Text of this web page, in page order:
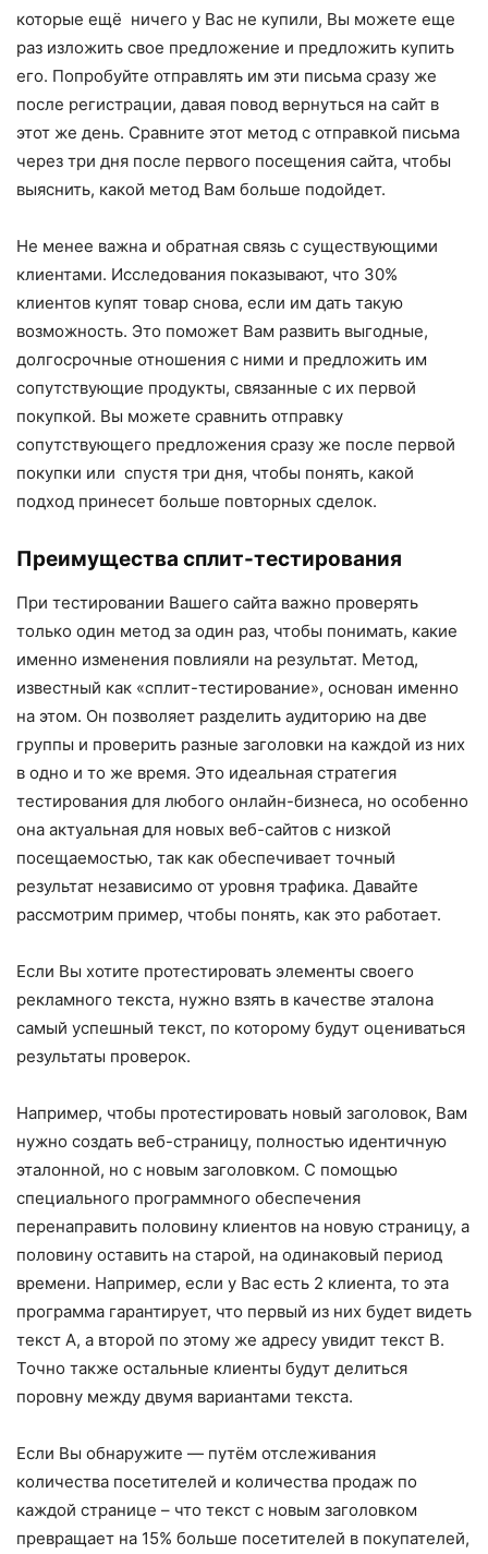
которые ещё ничего у Вас не купили, Вы можете еще
раз изложить свое предложение и предложить купить
его. Попробуйте отправлять им эти письма сразу же
после регистрации, давая повод вернуться на сайт в
этот же день. Сравните этот метод с отправкой письма
через три дня после первого посещения сайта, чтобы
выяснить, какой метод Вам больше подойдет.
Не менее важна и обратная связь с существующими
клиентами. Исследования показывают, что 30%
клиентов купят товар снова, если им дать такую
возможность. Это поможет Вам развить выгодные,
долгосрочные отношения с ними и предложить им
сопутствующие продукты, связанные с их первой
покупкой. Вы можете сравнить отправку
сопутствующего предложения сразу же после первой
покупки или спустя три дня, чтобы понять, какой
подход принесет больше повторных сделок.
Преимущества сплит-тестирования
При тестировании Вашего сайта важно проверять
только один метод за один раз, чтобы понимать, какие
именно изменения повлияли на результат. Метод,
известный как «сплит-тестирование», основан именно
на этом. Он позволяет разделить аудиторию на две
группы и проверить разные заголовки на каждой из них
в одно и то же время. Это идеальная стратегия
тестирования для любого онлайн-бизнеса, но особенно
она актуальная для новых веб-сайтов с низкой
посещаемостью, так как обеспечивает точный
результат независимо от уровня трафика. Давайте
рассмотрим пример, чтобы понять, как это работает.
Если Вы хотите протестировать элементы своего
рекламного текста, нужно взять в качестве эталона
самый успешный текст, по которому будут оцениваться
результаты проверок.
Например, чтобы протестировать новый заголовок, Вам
нужно создать веб-страницу, полностью идентичную
эталонной, но с новым заголовком. С помощью
специального программного обеспечения
перенаправить половину клиентов на новую страницу, а
половину оставить на старой, на одинаковый период
времени. Например, если у Вас есть 2 клиента, то эта
программа гарантирует, что первый из них будет видеть
текст А, а второй по этому же адресу увидит текст В.
Точно также остальные клиенты будут делиться
поровну между двумя вариантами текста.
Если Вы обнаружите — путём отслеживания
количества посетителей и количества продаж по
каждой странице – что текст с новым заголовком
превращает на 15% больше посетителей в покупателей,